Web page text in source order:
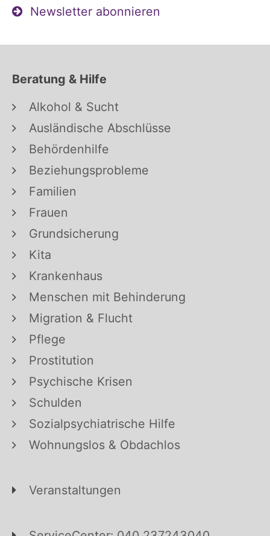
Newsletter abonnieren
Beratung & Hilfe
Alkohol & Sucht
Ausländische Abschlüsse
Behördenhilfe
Beziehungsprobleme
Familien
Frauen
Grundsicherung
Kita
Krankenhaus
Menschen mit Behinderung
Migration & Flucht
Pflege
Prostitution
Psychische Krisen
Schulden
Sozialpsychiatrische Hilfe
Wohnungslos & Obdachlos
Veranstaltungen